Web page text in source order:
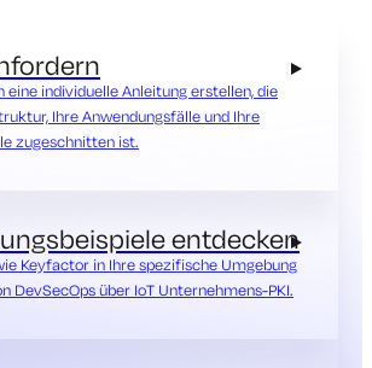
eine individuelle Anleitung erstellen, die
Ihre Anwendungsfälle und Ihre
zugeschnitten ist.
entdecken
Keyfactor in Ihre spezifische Umgebung
DevSecOps über IoT Unternehmens-PKI.